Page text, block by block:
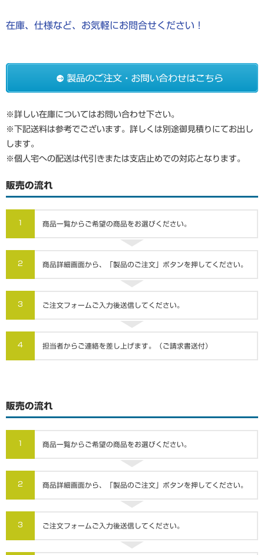
在庫、仕様など、お気軽にお問合せください！
※詳しい在庫についてはお問い合わせ下さい。
※下記送料は参考でございます。詳しくは別途御見積りにてお出し
します。
※個人宅への配送は代引きまたは支店止めでの対応となります。
販売の流れ
1 商品一覧からご希望の商品をお選びください。
2 商品詳細画面から、「製品のご注文」ボタンを押してください。
3 ご注文フォームご入力後送信してください。
4 担当者からご連絡を差し上げます。（ご請求書送付）
販売の流れ
1 商品一覧からご希望の商品をお選びください。
2 商品詳細画面から、「製品のご注文」ボタンを押してください。
3 ご注文フォームご入力後送信してください。